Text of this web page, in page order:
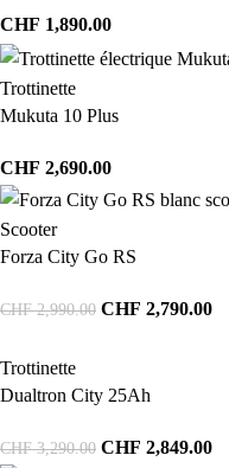
CHF 1,890.00
Trottinette
Mukuta 10 Plus
CHF 2,690.00
Scooter
Forza City Go RS
CHF2,990.00 CHF 2,790.00
Trottinette
Dualtron City 25Ah
CHF3,290.00 CHF 2,849.00